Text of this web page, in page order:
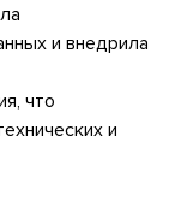
и внедрила
что
и